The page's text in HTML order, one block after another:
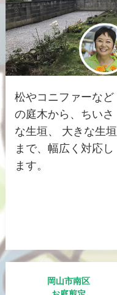
松やコニファーなど
の庭木から、ちいさ
な生垣、 大きな生垣
まで、幅広く対応し
ます。
岡山市南区